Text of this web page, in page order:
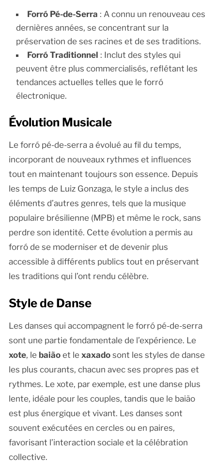
Forró Pé-de-Serra : A connu un renouveau ces
dernières années, se concentrant sur la
préservation de ses racines et de ses traditions.
Forró Traditionnel : Inclut des styles qui
peuvent être plus commercialisés, reflétant les
tendances actuelles telles que le forró
électronique.
Évolution Musicale
Le forró pé-de-serra a évolué au fil du temps,
incorporant de nouveaux rythmes et influences
tout en maintenant toujours son essence. Depuis
les temps de Luiz Gonzaga, le style a inclus des
éléments d’autres genres, tels que la musique
populaire brésilienne (MPB) et même le rock, sans
perdre son identité. Cette évolution a permis au
forró de se moderniser et de devenir plus
accessible à différents publics tout en préservant
les traditions qui l’ont rendu célèbre.
Style de Danse
Les danses qui accompagnent le forró pé-de-serra
sont une partie fondamentale de l’expérience. Le
xote, le baiãoet le xaxadosont les styles de danse
les plus courants, chacun avec ses propres pas et
rythmes. Le xote, par exemple, est une danse plus
lente, idéale pour les couples, tandis que le baião
est plus énergique et vivant. Les danses sont
souvent exécutées en cercles ou en paires,
favorisant l’interaction sociale et la célébration
collective.